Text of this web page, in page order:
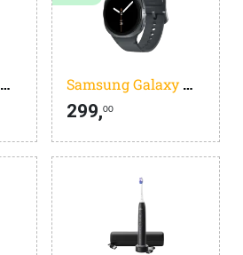
Samsung Galaxy Watch Ultra (2025) 4G Titanium Wit 47mm Samsung Galaxy Watch 8 4G Donkergrijs 40mm
299,00